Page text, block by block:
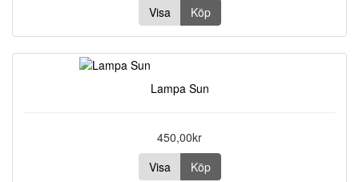
Visa
Köp
Lampa Sun
450,00kr
Visa
Köp